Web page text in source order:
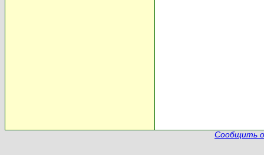
Сообщить о